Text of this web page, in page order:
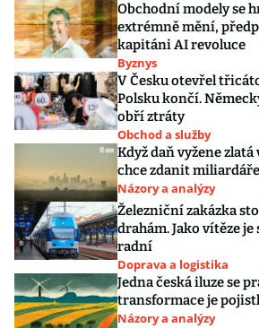
Obchodní modely se
extrémně mění,
kapitáni AI revoluce
Byznys
V Česku otevřel
Polsku končí.
obří ztráty
Obchod a služby
Když daň vyžene
chce zdanit
Názory a analýzy
Železniční zakázka
drahám. Jako vítěze
radní
Doprava a logistika
Jedna česká iluze se
transformace je
Názory a analýzy